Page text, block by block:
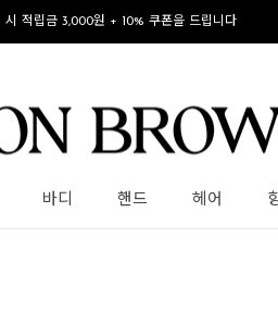
시 적립금 3,000원 + 10% 쿠폰을 드립니다
바디 핸드 헤어